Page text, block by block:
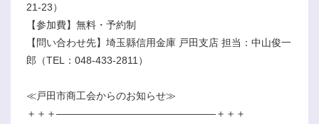
21-23）
【参加費】無料・予約制
【問い合わせ先】埼玉縣信用金庫 戸田支店 担当：中山俊一
郎（TEL：048-433-2811）
≪戸田市商工会からのお知らせ≫
＋＋＋――――――――――――――――＋＋＋